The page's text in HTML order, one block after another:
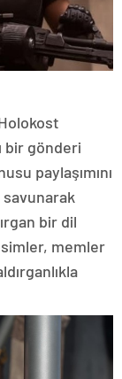
bir gönderi
paylaşımını
savunarak
bir dil
memler